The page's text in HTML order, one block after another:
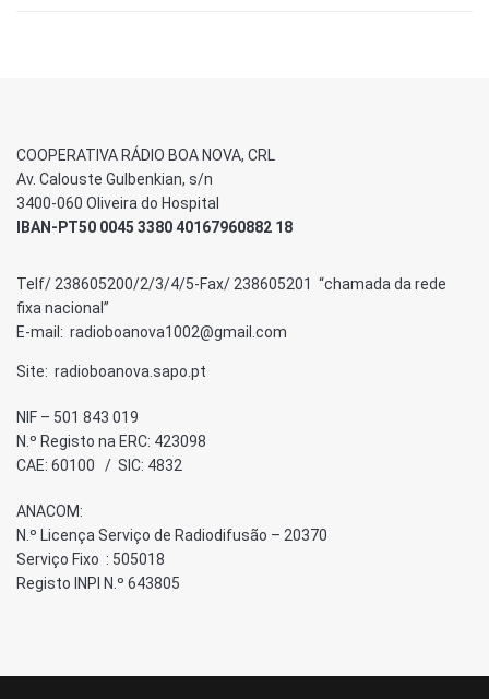
COOPERATIVA RÁDIO BOA NOVA, CRL
Av. Calouste Gulbenkian, s/n
3400-060 Oliveira do Hospital
IBAN-PT50 0045 3380 40167960882 18
Telf/ 238605200/2/3/4/5-Fax/ 238605201 “chamada da rede
fixa nacional”
E-mail: radioboanova1002@gmail.com
Site: radioboanova.sapo.pt
NIF – 501 843 019
N.º Registo na ERC: 423098
CAE: 60100 / SIC: 4832
ANACOM:
N.º Licença Serviço de Radiodifusão – 20370
Serviço Fixo : 505018
Registo INPI N.º 643805